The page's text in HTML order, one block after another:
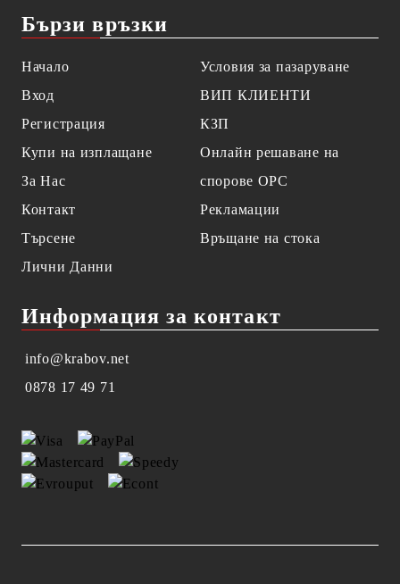
Бързи връзки
Начало
Вход
Регистрация
Купи на изплащане
За Нас
Контакт
Търсене
Лични Данни
Условия за пазаруване
ВИП КЛИЕНТИ
КЗП
Онлайн решаване на
спорове OPC
Рекламации
Връщане на стока
Информация за контакт
info@krabov.net
0878 17 49 71